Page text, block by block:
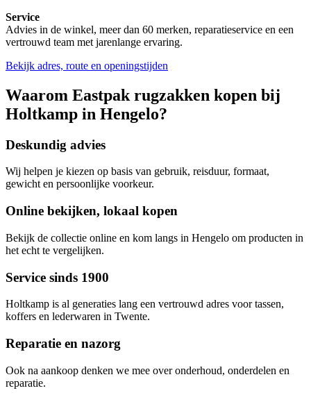
Service
Advies in de winkel, meer dan 60 merken, reparatieservice en een
vertrouwd team met jarenlange ervaring.
Bekijk adres, route en openingstijden
Waarom Eastpak rugzakken kopen bij
Holtkamp in Hengelo?
Deskundig advies
Wij helpen je kiezen op basis van gebruik, reisduur, formaat,
gewicht en persoonlijke voorkeur.
Online bekijken, lokaal kopen
Bekijk de collectie online en kom langs in Hengelo om producten in
het echt te vergelijken.
Service sinds 1900
Holtkamp is al generaties lang een vertrouwd adres voor tassen,
koffers en lederwaren in Twente.
Reparatie en nazorg
Ook na aankoop denken we mee over onderhoud, onderdelen en
reparatie.